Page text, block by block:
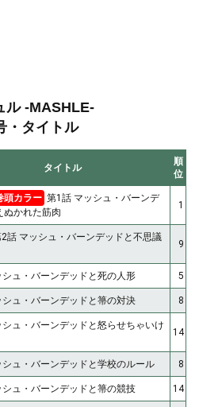
ル -MASHLE-
・タイトル
タイトル
順
位
頭カラー 第1話 マッシュ・バーンデ
ぬかれた筋肉
1
話 マッシュ・バーンデッドと不思議
9
ュ・バーンデッドと死の人形 5
ュ・バーンデッドと箒の対決 8
ュ・バーンデッドと怒らせちゃいけ
14
ュ・バーンデッドと学校のルール 8
ュ・バーンデッドと箒の競技 14